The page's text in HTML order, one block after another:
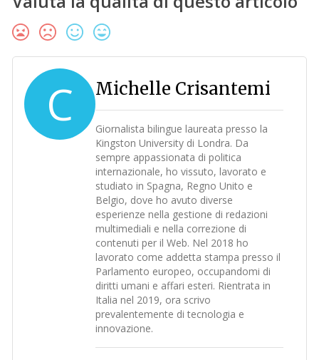
C Michelle Crisantemi
Giornalista bilingue laureata presso la
Kingston University di Londra. Da
sempre appassionata di politica
internazionale, ho vissuto, lavorato e
studiato in Spagna, Regno Unito e
Belgio, dove ho avuto diverse
esperienze nella gestione di redazioni
multimediali e nella correzione di
contenuti per il Web. Nel 2018 ho
lavorato come addetta stampa presso il
Parlamento europeo, occupandomi di
diritti umani e affari esteri. Rientrata in
Italia nel 2019, ora scrivo
prevalentemente di tecnologia e
innovazione.